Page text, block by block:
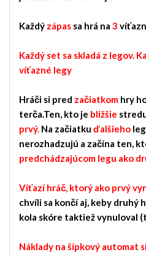
Každý zápas sa hrá na 3
Každý set sa skladá z legov.
víťazné legy
Hráči si pred začiatkom hry
terča.Ten, kto je bližšie
prvý. Na začiatku ďalšieho
nerozhadzujú a začína ten,
predchádzajúcom legu ako
Víťazí hráč, ktorý ako prvý
chvíli sa končí aj, keby druhý
kola skóre taktiež vynuloval
Náklady na šípkový automat